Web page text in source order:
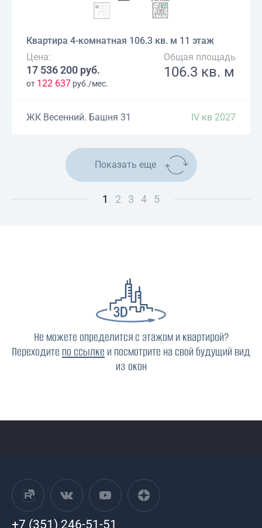
Квартира 4-комнатная 106.3 кв. м 11 этаж
Цена:
17 536 200 руб.
от 122 637 руб./мес.
Общая площадь
106.3 кв. м
ЖК Весенний. Башня 31 IV кв 2027
Показать еще
1 2 3 4 5
Не можете определится с этажом и квартирой?
Переходите по ссылке и посмотрите на свой будущий вид
из окон
+7 (351) 246-51-51